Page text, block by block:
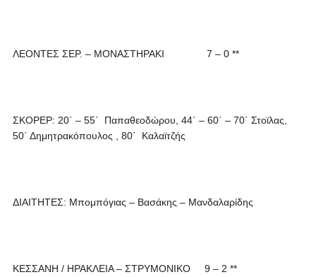
ΛΕΟΝΤΕΣ ΣΕΡ. – ΜΟΝΑΣΤΗΡΑΚΙ 7 – 0 **
ΣΚΟΡΕΡ: 20΄ – 55΄ Παπαθεοδώρου, 44΄ – 60΄ – 70΄ Στοϊλας,
50΄ Δημητρακόπουλος , 80΄ Καλαϊτζής
ΔΙΑΙΤΗΤΕΣ: Μπομπόγιας – Βασάκης – Μανδαλαρίδης
ΚΕΣΣΑΝΗ / ΗΡΑΚΛΕΙΑ – ΣΤΡΥΜΟΝΙΚΟ 9 – 2 **